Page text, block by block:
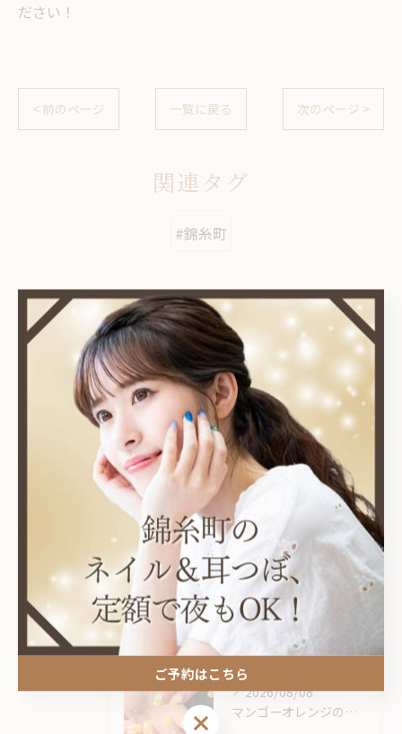
ださい！
< 前のページ 一覧に戻る 次のページ >
関連タグ
#錦糸町
カテゴリー Categories
全てのカテゴリー
耳つぼ
プライベートサロン
ニュアンス
オフィス
シンプル
最近の投稿 Recent Posts
2026/08/08
マンゴーオレンジのようなカラー🥭‪🧡‬‪
ご予約はこちら
ご予約はこちら